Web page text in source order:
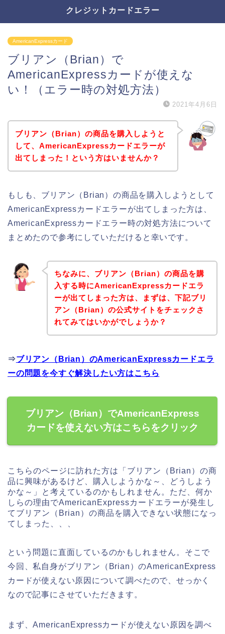
クレジットカードエラー
AmericanExpressカード
ブリアン（Brian）で
AmericanExpressカードが使えな
い！（エラー時の対処方法）
2021年4月6日
ブリアン（Brian）の商品を購入しようと
して、AmericanExpressカードエラーが
出てしまった！という方はいませんか？
もしも、ブリアン（Brian）の商品を購入しようとして
AmericanExpressカードエラーが出てしまった方は、
AmericanExpressカードエラー時の対処方法について
まとめたので参考にしていただけると幸いです。
ちなみに、ブリアン（Brian）の商品を購
入する時にAmericanExpressカードエラ
ーが出てしまった方は、まずは、下記ブリ
アン（Brian）の公式サイトをチェックさ
れてみてはいかがでしょうか？
⇒ブリアン（Brian）のAmericanExpressカードエラ
ーの問題を今すぐ解決したい方はこちら
ブリアン（Brian）でAmericanExpress
カードを使えない方はこちらをクリック
こちらのページに訪れた方は「ブリアン（Brian）の商
品に興味があるけど、購入しようかな～、どうしよう
かな～」と考えているのかもしれません。ただ、何か
しらの理由でAmericanExpressカードエラーが発生し
てブリアン（Brian）の商品を購入できない状態になっ
てしまった、、、
という問題に直面しているのかもしれません。そこで
今回、私自身がブリアン（Brian）のAmericanExpress
カードが使えない原因について調べたので、せっかく
なので記事にさせていただきます。
まず、AmericanExpressカードが使えない原因を調べ